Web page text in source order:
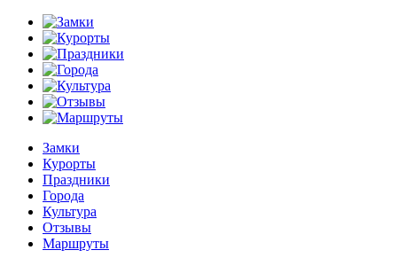
Замки
Курорты
Праздники
Города
Культура
Отзывы
Маршруты